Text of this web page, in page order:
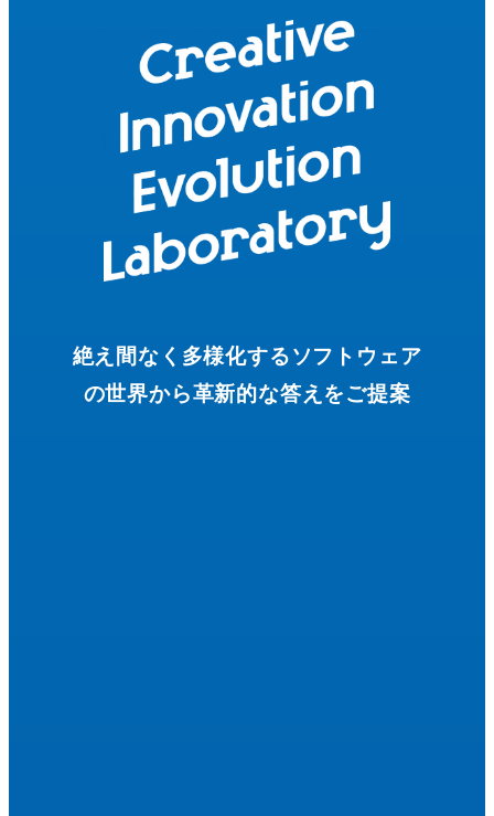
絶え間なく多様化するソフトウェア
の世界から革新的な答えをご提案